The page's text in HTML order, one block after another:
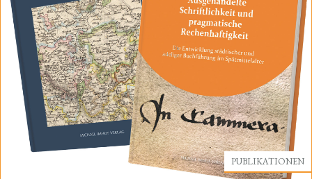
PUBLIKATIONEN